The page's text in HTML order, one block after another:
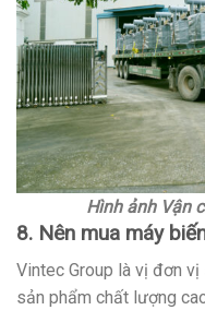
Hình ảnh Vận
8. Nên mua máy
Vintec Group là vị đơn
sản phẩm chất lượng